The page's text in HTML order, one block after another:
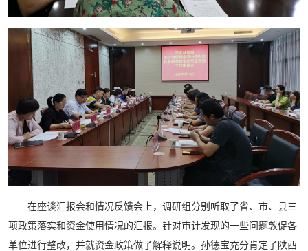
在座谈汇报会和情况反馈会上，调研组分别听取了省、市、县三
项政策落实和资金使用情况的汇报。针对审计发现的一些问题敦促各
单位进行整改，并就资金政策做了解释说明。孙德宝充分肯定了陕西